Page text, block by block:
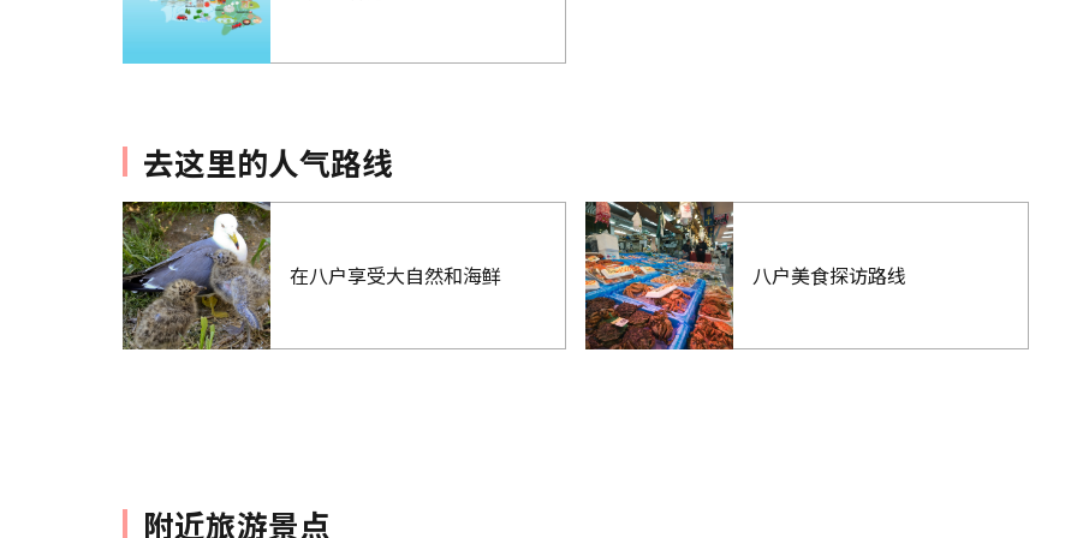
去这里的人气路线
在八户享受大自然和海鲜 八户美食探访路线
附近旅游景点